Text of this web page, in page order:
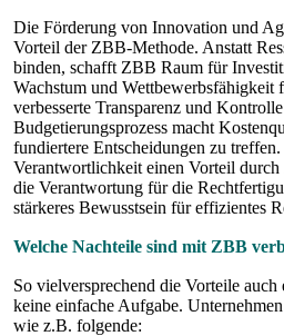
Die Förderung von Innovation und
Vorteil der ZBB-Methode. Anstatt
binden, schafft ZBB Raum für
Wachstum und Wettbewerbsfähigkeit
verbesserte Transparenz und
Budgetierungsprozess macht
fundiertere Entscheidungen zu
Verantwortlichkeit einen Vorteil
die Verantwortung für die
stärkeres Bewusstsein für effizientes
Welche Nachteile sind mit ZBB
So vielversprechend die Vorteile
keine einfache Aufgabe.
wie z.B. folgende: